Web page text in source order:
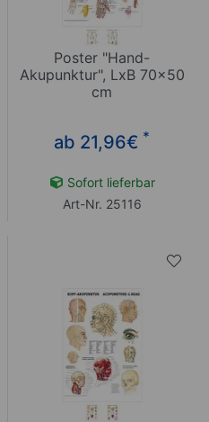
Poster "Hand-
Akupunktur", LxB 70x50
cm
ab 21,96€ *
Sofort lieferbar
Art-Nr. 25116